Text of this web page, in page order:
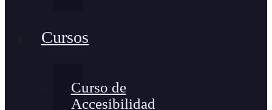
Cursos
Curso de
Accesibilidad